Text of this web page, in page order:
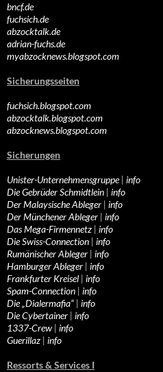
bncf.de
fuchsich.de
abzocktalk.de
adrian-fuchs.de
myabzocknews.blogspot.com
Sicherungsseiten
fuchsich.blogspot.com
abzocktalk.blogspot.com
abzocknews.blogspot.com
Sicherungen
Unister-Unternehmensgruppe| info
Die Gebrüder Schmidtlein | info
Der Malaysische Ableger | info
Der Münchener Ableger | info
Das Mega-Firmennetz | info
Die Swiss-Connection | info
Rumänischer Ableger | info
Hamburger Ableger | info
Frankfurter Kreisel | info
Spam-Connection | info
Die „Dialermafia“ | info
Die Cybertainer | info
1337-Crew | info
Guerillaz | info
Ressorts & Services I